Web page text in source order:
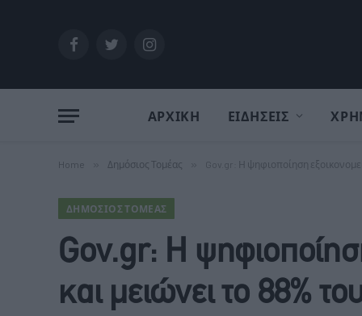
FacebookTwitterInstagram
ΑΡΧΙΚΗ ΕΙΔΗΣΕΙΣ
Home Δημόσιος Τομέας Gov.gr: Η ψηφιοποίηση
ΔΗΜΌΣΙΟΣ ΤΟΜΈΑΣ
Gov.gr: Η
και μειώνει το 88%